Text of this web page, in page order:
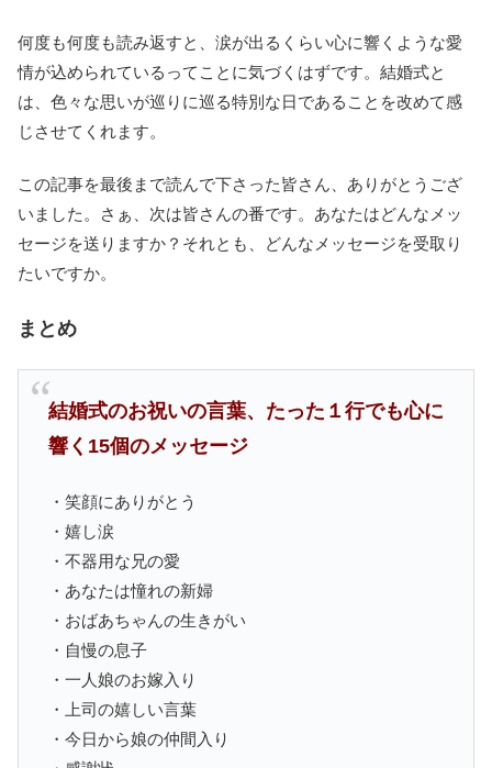
何度も何度も読み返すと、涙が出るくらい心に響くような愛
情が込められているってことに気づくはずです。結婚式と
は、色々な思いが巡りに巡る特別な日であることを改めて感
じさせてくれます。
この記事を最後まで読んで下さった皆さん、ありがとうござ
いました。さぁ、次は皆さんの番です。あなたはどんなメッ
セージを送りますか？それとも、どんなメッセージを受取り
たいですか。
まとめ
結婚式のお祝いの言葉、たった１行でも心に
響く15個のメッセージ
・笑顔にありがとう
・嬉し涙
・不器用な兄の愛
・あなたは憧れの新婦
・おばあちゃんの生きがい
・自慢の息子
・一人娘のお嫁入り
・上司の嬉しい言葉
・今日から娘の仲間入り